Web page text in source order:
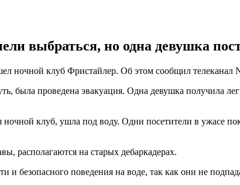
выбраться, но одна девушка
ночной клуб Фристайлер. Об этом сообщил телеканал
была проведена эвакуация. Одна девушка получила
клуб, ушла под воду. Одни посетители в ужасе
располагаются на старых дебаркадерах.
и безопасного поведения на воде, так как они не